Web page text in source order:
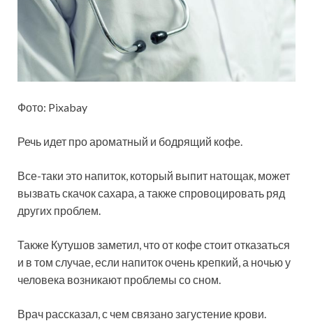
Фото: Pixabay
Речь идет про ароматный и бодрящий кофе.
Все-таки это напиток, который выпит натощак, может
вызвать скачок сахара, а также спровоцировать ряд
других проблем.
Также Кутушов заметил, что от кофе стоит отказаться
и в том случае, если напиток очень крепкий, а ночью у
человека возникают проблемы со сном.
Врач рассказал, с чем связано загустение крови.